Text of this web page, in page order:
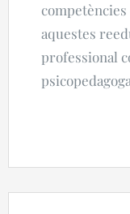
aquestes
professional